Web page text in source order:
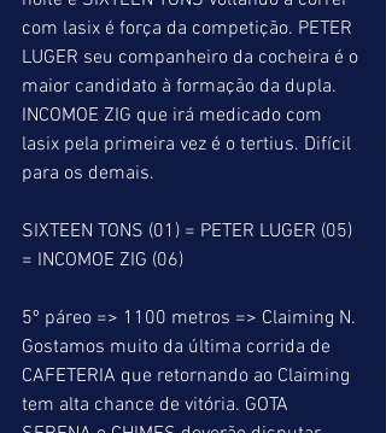
com lasix é força da competição. PETER
LUGER seu companheiro da cocheira é o
maior candidato à formação da dupla.
INCOMOE ZIG que irá medicado com
lasix pela primeira vez é o tertius. Difícil
para os demais.
SIXTEEN TONS (01) = PETER LUGER (05)
= INCOMOE ZIG (06)
5º páreo => 1100 metros => Claiming N.
Gostamos muito da última corrida de
CAFETERIA que retornando ao Claiming
tem alta chance de vitória. GOTA